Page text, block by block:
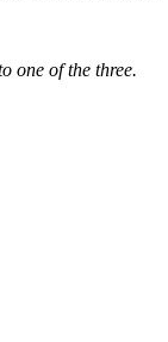
one of the three.